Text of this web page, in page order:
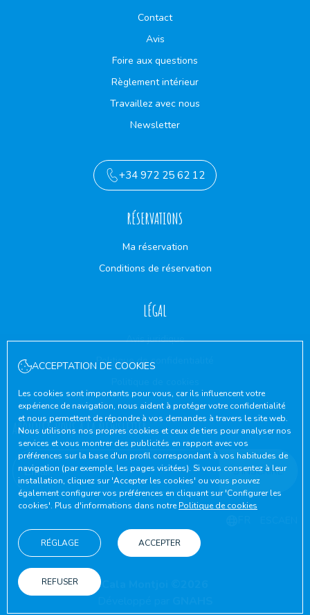
Contact
Avis
Foire aux questions
Règlement intérieur
Travaillez avec nous
Newsletter
+34 972 25 62 12
RÉSERVATIONS
Ma réservation
Conditions de réservation
LÉGAL
Avis juridique
Politique de confidentialité
ABONNEZ-VOUS À LA NEWSLETTER
S'INSCRIRE
ACCEPTATION DE COOKIES
Les cookies sont importants pour vous, car ils influencent votre
expérience de navigation, nous aident à protéger votre confidentialité
et nous permettent de répondre à vos demandes à travers le site web.
Nous utilisons nos propres cookies et ceux de tiers pour analyser nos
services et vous montrer des publicités en rapport avec vos
préférences sur la base d'un profil correspondant à vos habitudes de
navigation (par exemple, les pages visitées). Si vous consentez à leur
installation, cliquez sur 'Accepter les cookies' ou vous pouvez
également configurer vos préférences en cliquant sur 'Configurer les
cookies'. Plus d'informations dans notrePolitique de cookies
RÉGLAGE ACCEPTER
REFUSER